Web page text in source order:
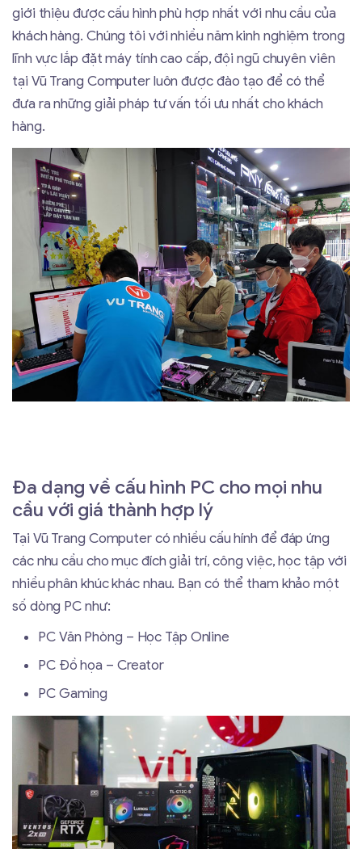
giới thiệu được cấu hình phù hợp nhất với nhu cầu của
khách hàng. Chúng tôi với nhiều năm kinh nghiệm trong
lĩnh vực lắp đặt máy tính cao cấp, đội ngũ chuyên viên
tại Vũ Trang Computer luôn được đào tạo để có thể
đưa ra những giải pháp tư vấn tối ưu nhất cho khách
hàng.
Đa dạng về cấu hình PC cho mọi nhu
cầu với giá thành hợp lý
Tại Vũ Trang Computer có nhiều cấu hính để đáp ứng
các nhu cầu cho mục đích giải trí, công việc, học tập với
nhiều phân khúc khác nhau. Bạn có thể tham khảo một
số dòng PC như:
PC Văn Phòng – Học Tập Online
PC Đồ họa – Creator
PC Gaming